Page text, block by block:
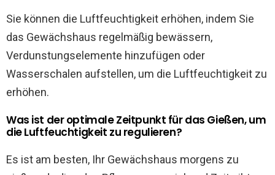
Sie können die Luftfeuchtigkeit erhöhen, indem Sie
das Gewächshaus regelmäßig bewässern,
Verdunstungselemente hinzufügen oder
Wasserschalen aufstellen, um die Luftfeuchtigkeit zu
erhöhen.
Was ist der optimale Zeitpunkt für das Gießen, um
die Luftfeuchtigkeit zu regulieren?
Es ist am besten, Ihr Gewächshaus morgens zu